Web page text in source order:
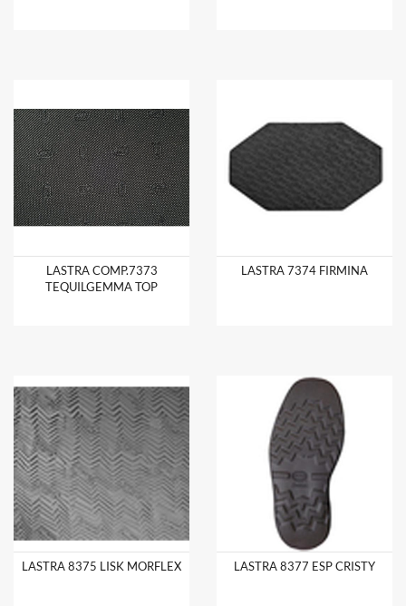
LASTRA COMP.7373
TEQUILGEMMA TOP
LASTRA 7374 FIRMINA
LASTRA 8375 LISK MORFLEX LASTRA 8377 ESP CRISTY